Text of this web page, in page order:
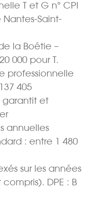
T et G n° CPI
Nantes-Saint-
la Boétie –
000 pour T.
professionnelle
405
garantit et
annuelles
: entre 1 480 
sur les années
DPE : B